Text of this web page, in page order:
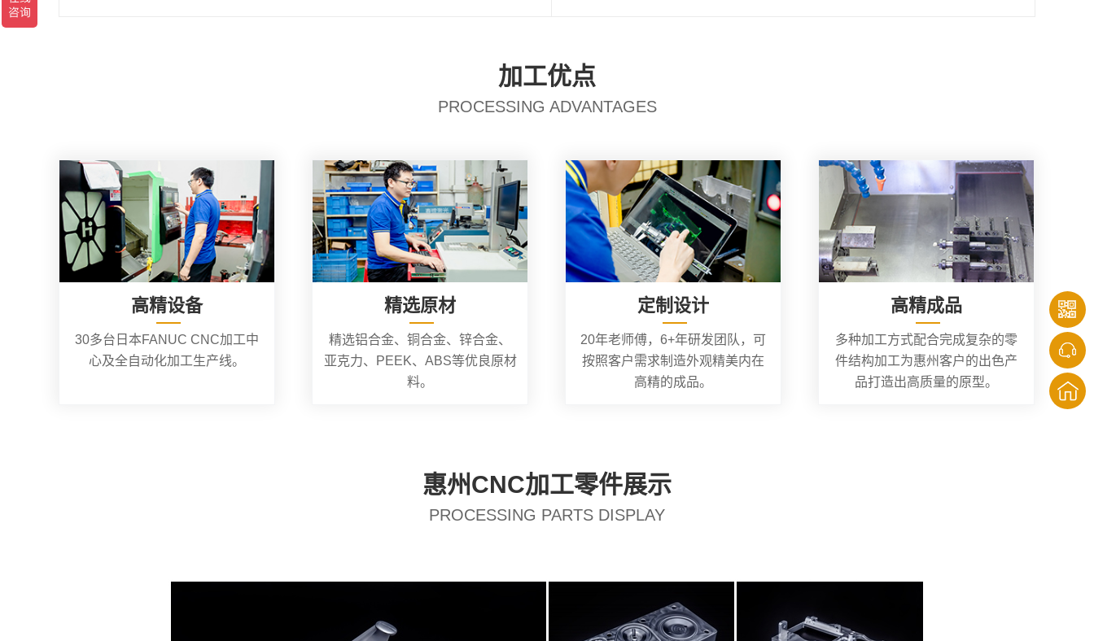
加工优点
PROCESSING ADVANTAGES
高精设备
30多台日本FANUC CNC加工中
心及全自动化加工生产线。
精选原材
精选铝合金、铜合金、锌合金、
亚克力、PEEK、ABS等优良原材
料。
定制设计
20年老师傅，6+年研发团队，可
按照客户需求制造外观精美内在
高精的成品。
高精成品
多种加工方式配合完成复杂的零
件结构加工为惠州客户的出色产
品打造出高质量的原型。
惠州CNC加工零件展示
PROCESSING PARTS DISPLAY